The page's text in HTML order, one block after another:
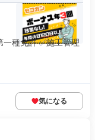
種免許 ✅施工管理
気になる